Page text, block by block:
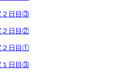
２日目③
２日目②
２日目①
１日目③